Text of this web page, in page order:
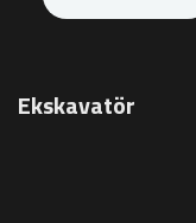
Ekskavatör